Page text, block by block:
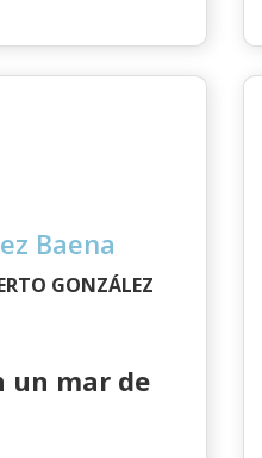
Baena
GONZÁLEZ
un mar de